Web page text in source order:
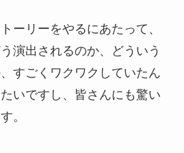
ーリーをやるにあたって、
演出されるのか、どういう
すごくワクワクしていたん
いですし、皆さんにも驚い
。